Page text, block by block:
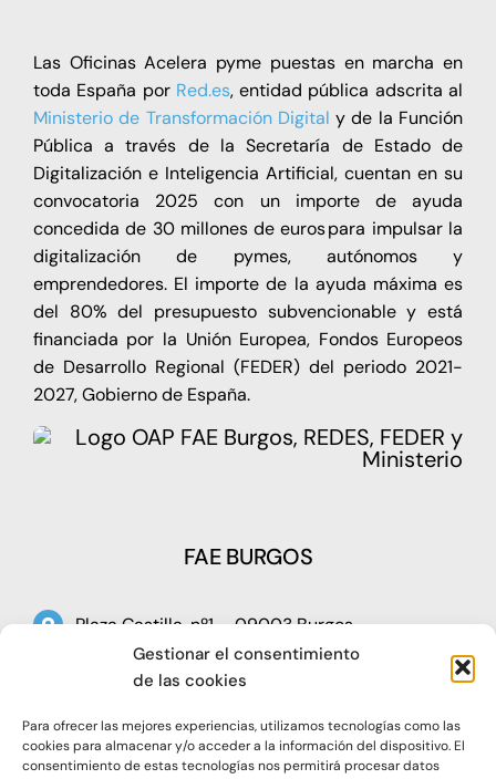
Gestionar el consentimiento
de las cookies
Para ofrecer las mejores experiencias, utilizamos tecnologías como las
cookies para almacenar y/o acceder a la información del dispositivo. El
consentimiento de estas tecnologías nos permitirá procesar datos
Las Oficinas Acelera pyme puestas en marcha en
toda España por Red.es, entidad pública adscrita al
Ministerio de Transformación Digital y de la Función
Pública a través de la Secretaría de Estado de
Digitalización e Inteligencia Artificial, cuentan en su
convocatoria 2025 con un importe de ayuda
concedida de 30 millones de euros para impulsar la
digitalización de pymes, autónomos y
emprendedores. El importe de la ayuda máxima es
del 80% del presupuesto subvencionable y está
financiada por la Unión Europea, Fondos Europeos
de Desarrollo Regional (FEDER) del periodo 2021-
2027, Gobierno de España.
FAE BURGOS
Plaza Castilla, nº1 – 09003 Burgos
Telf: 947 266 142
oap@faeburgos.org